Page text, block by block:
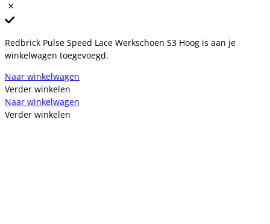
Redbrick Pulse Speed Lace Werkschoen S3 Hoog is aan je
winkelwagen toegevoegd.
Naar winkelwagen
Verder winkelen
Naar winkelwagen
Verder winkelen